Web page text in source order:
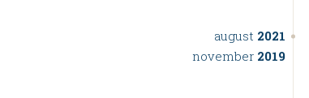
august 2021
november 2019